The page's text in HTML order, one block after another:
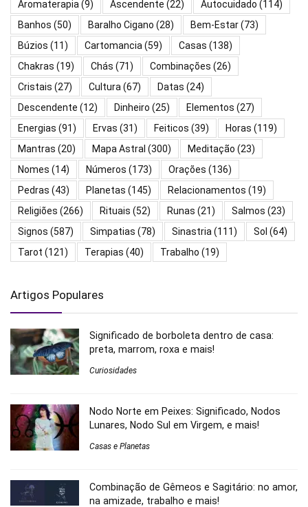
Aromaterapia (9) Ascendente (22) Autocuidado (114)
Banhos (50) Baralho Cigano (28) Bem-Estar(73)
Búzios (11) Cartomancia (59) Casas (138)
Chakras (19) Chás (71) Combinações (26)
Cristais (27) Cultura (67) Datas (24)
Descendente (12) Dinheiro (25) Elementos (27)
Energias (91) Ervas (31) Feiticos (39) Horas (119)
Mantras (20) Mapa Astral (300) Meditação (23)
Nomes (14) Números (173) Orações (136)
Pedras (43) Planetas (145) Relacionamentos (19)
Religiões (266) Rituais (52) Runas (21) Salmos (23)
Signos (587) Simpatias (78) Sinastria (111) Sol (64)
Tarot (121) Terapias (40) Trabalho (19)
Artigos Populares
Significado de borboleta dentro de casa:
preta, marrom, roxa e mais!
Curiosidades
Nodo Norte em Peixes: Significado, Nodos
Lunares, Nodo Sul em Virgem, e mais!
Casas e Planetas
Combinação de Gêmeos e Sagitário: no amor,
na amizade, trabalho e mais!